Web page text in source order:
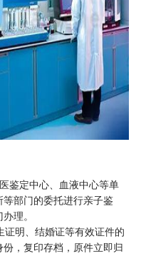
鉴定中心、血液中心等单
部门的委托进行亲子鉴
理。
证明、结婚证等有效证件的
，复印存档，原件立即归